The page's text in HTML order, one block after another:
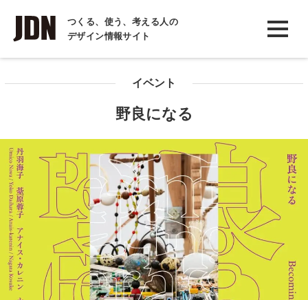
つくる、使う、考える人の
デザイン情報サイト
INTERVIEW
インタビュー
コラム
イベント
野良になる